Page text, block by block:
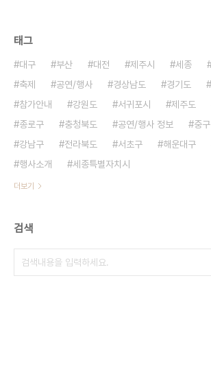
태그
대구 부산 대전 제주시 세종
축제
공연/행사 경상남도 경기도
참가안내
강원도 서귀포시 제주도
종로구
충청북도 공연/행사 정보 중구
강남구
전라북도 서초구 해운대구
행사소개
세종특별자치시
더보기
검색